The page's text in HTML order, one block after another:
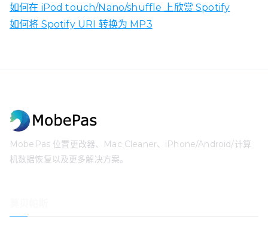
如何在 iPod touch/Nano/shuffle 上欣赏 Spotify
如何将 Spotify URI 转换为 MP3
MobePas 位置更改器、Mac Cleaner、iPhone/Android/计算
机数据恢复以及更多解决方案。